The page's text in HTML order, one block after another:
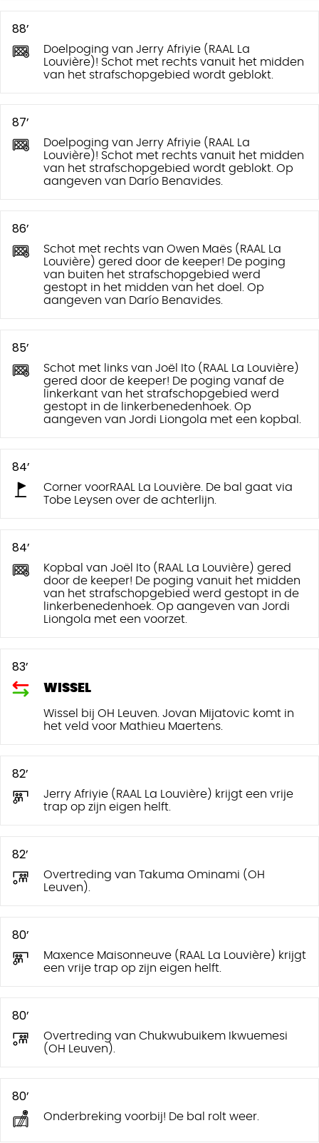
88’
Doelpoging van Jerry Afriyie (RAAL La
Louvière)! Schot met rechts vanuit het midden
van het strafschopgebied wordt geblokt.
87’
Doelpoging van Jerry Afriyie (RAAL La
Louvière)! Schot met rechts vanuit het midden
van het strafschopgebied wordt geblokt. Op
aangeven van Darío Benavides.
86’
Schot met rechts van Owen Maës (RAAL La
Louvière) gered door de keeper! De poging
van buiten het strafschopgebied werd
gestopt in het midden van het doel. Op
aangeven van Darío Benavides.
85’
Schot met links van Joël Ito (RAAL La Louvière)
gered door de keeper! De poging vanaf de
linkerkant van het strafschopgebied werd
gestopt in de linkerbenedenhoek. Op
aangeven van Jordi Liongola met een kopbal.
84’
Corner voorRAAL La Louvière. De bal gaat via
Tobe Leysen over de achterlijn.
84’
Kopbal van Joël Ito (RAAL La Louvière) gered
door de keeper! De poging vanuit het midden
van het strafschopgebied werd gestopt in de
linkerbenedenhoek. Op aangeven van Jordi
Liongola met een voorzet.
83’
WISSEL
Wissel bij OH Leuven. Jovan Mijatovic komt in
het veld voor Mathieu Maertens.
82’
Jerry Afriyie (RAAL La Louvière) krijgt een vrije
trap op zijn eigen helft.
82’
Overtreding van Takuma Ominami (OH
Leuven).
80’
Maxence Maisonneuve (RAAL La Louvière) krijgt
een vrije trap op zijn eigen helft.
80’
Overtreding van Chukwubuikem Ikwuemesi
(OH Leuven).
80’
Onderbreking voorbij! De bal rolt weer.